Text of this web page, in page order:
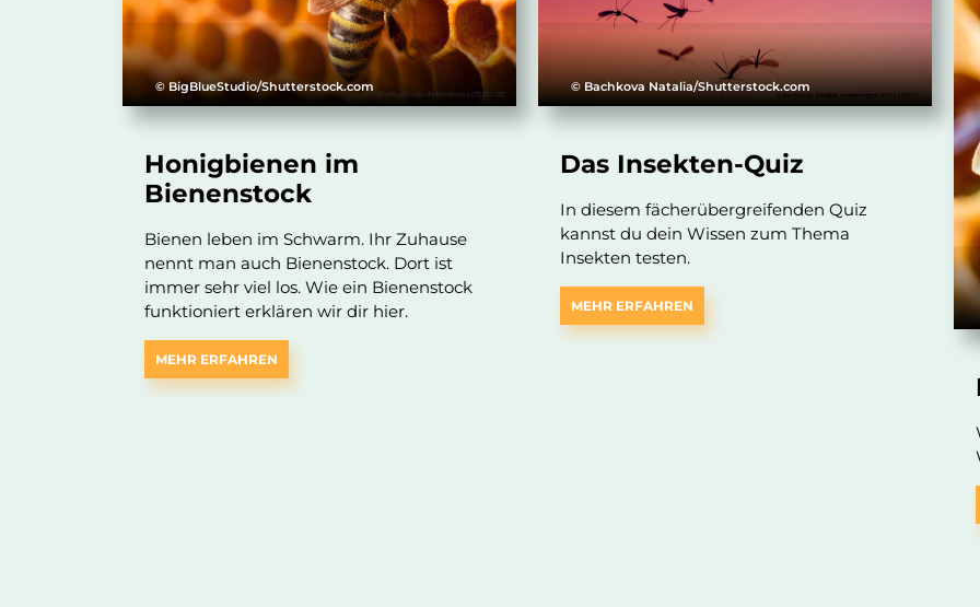
© BigBlueStudio/Shutterstock.com
Honigbienen im
Bienenstock
Bienen leben im Schwarm. Ihr Zuhause
nennt man auch Bienenstock. Dort ist
immer sehr viel los. Wie ein Bienenstock
funktioniert erklären wir dir hier.
MEHR ERFAHREN
© Bachkova Natalia/Shutterstock.com
Das Insekten-Quiz
In diesem fächerübergreifenden Quiz
kannst du dein Wissen zum Thema
Insekten testen.
MEHR ERFAHREN